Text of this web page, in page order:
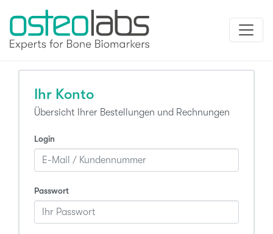
Ihr Konto
Übersicht Ihrer Bestellungen und Rechnungen
Login
Passwort